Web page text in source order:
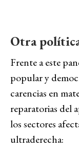
Otra
Frente a este
popular y
carencias en
reparatorias del
los sectores
ultraderecha: